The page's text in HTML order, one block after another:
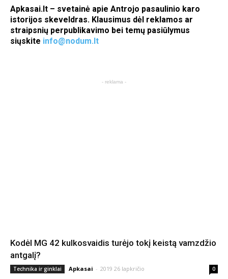
Apkasai.lt – svetainė apie Antrojo pasaulinio karo
istorijos skeveldras. Klausimus dėl reklamos ar
straipsnių perpublikavimo bei temų pasiūlymus
siųskite info@nodum.lt
- reklama -
Kodėl MG 42 kulkosvaidis turėjo tokį keistą vamzdžio
antgalį?
Technika ir ginklai Apkasai - 2019 26 lapkričio 0